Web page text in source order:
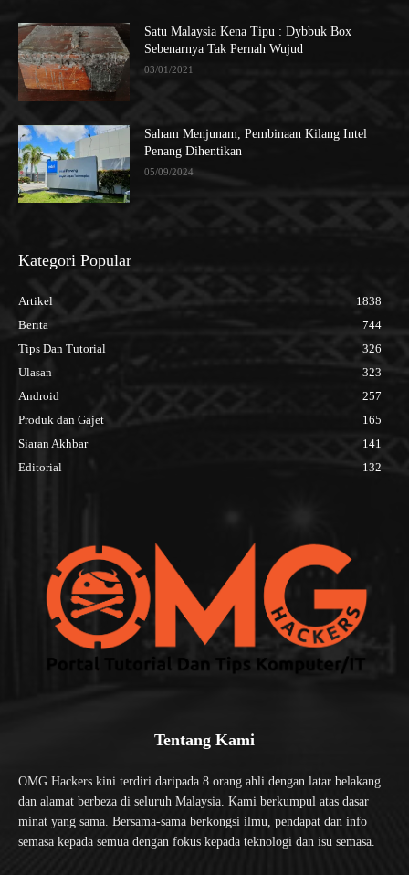
Satu Malaysia Kena Tipu : Dybbuk Box
Sebenarnya Tak Pernah Wujud
03/01/2021
Saham Menjunam, Pembinaan Kilang Intel
Penang Dihentikan
05/09/2024
Kategori Popular
Artikel
1838
Berita
744
Tips Dan Tutorial
326
Ulasan
323
Android
257
Produk dan Gajet
165
Siaran Akhbar
141
Editorial
132
Tentang Kami
OMG Hackers kini terdiri daripada 8 orang ahli dengan latar belakang
dan alamat berbeza di seluruh Malaysia. Kami berkumpul atas dasar
minat yang sama. Bersama-sama berkongsi ilmu, pendapat dan info
semasa kepada semua dengan fokus kepada teknologi dan isu semasa.